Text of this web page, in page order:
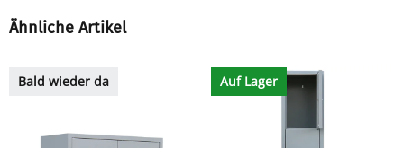
Ähnliche Artikel
Bald wieder da Auf Lager